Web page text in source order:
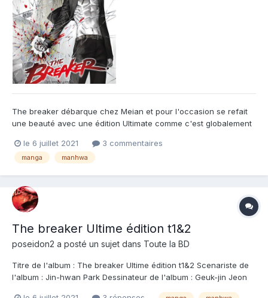
The breaker débarque chez Meian et pour l'occasion se refait
une beauté avec une édition Ultimate comme c'est globalement
Manga entre 2011 et 2014, The breaker est un hit du manga
Coréens (manhwa). Mais un hit qui a disparu de nos étales en
le 6 juillet 2021 3 commentaires
manga manhwa
The breaker Ultime édition t1&2
poseidon2 a posté un sujet dans Toute la BD
Titre de l'album : The breaker Ultime édition t1&2 Scenariste de
l'album : Jin-hwan Park Dessinateur de l'album : Geuk-jin Jeon